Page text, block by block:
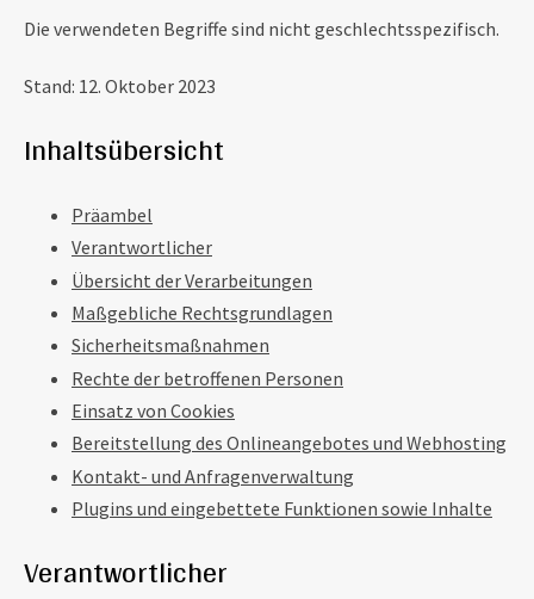
Die verwendeten Begriffe sind nicht geschlechtsspezifisch.
Stand: 12. Oktober 2023
Inhaltsübersicht
Präambel
Verantwortlicher
Übersicht der Verarbeitungen
Maßgebliche Rechtsgrundlagen
Sicherheitsmaßnahmen
Rechte der betroffenen Personen
Einsatz von Cookies
Bereitstellung des Onlineangebotes und Webhosting
Kontakt- und Anfragenverwaltung
Plugins und eingebettete Funktionen sowie Inhalte
Verantwortlicher